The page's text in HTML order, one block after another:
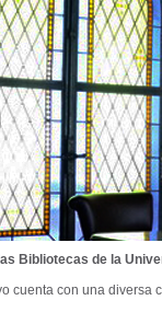
Bibliotecas de la
cuenta con una diversa